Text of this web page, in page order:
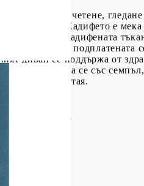
разговори, четене,
кадифе: Кадифето е мека
Кадифената
с дебело подплатената
диван се поддържа от
Отличаваща се със
във вашата стая.
масивно дърво
памук